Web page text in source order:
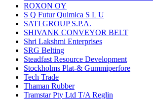
ROXON OY
S Q Futur Quimica S L U
SATI GROUP S.P.A.
SHIVANK CONVEYOR BELT
Shri Lakshmi Enterprises
SRG Belting
Steadfast Resource Development
Stockholms Plat-& Gummiperfore
Tech Trade
Thaman Rubber
Tramstar Pty Ltd T/A Reglin